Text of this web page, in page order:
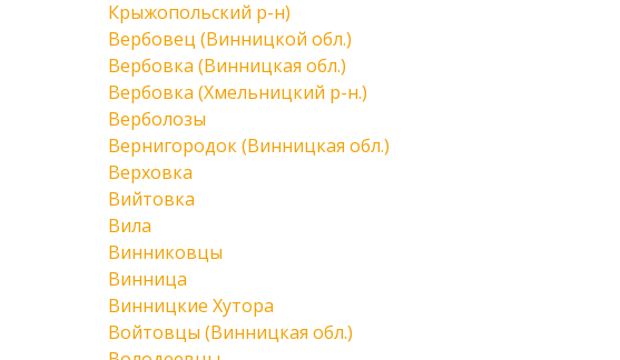
Крыжопольский р-н)
Вербовец (Винницкой обл.)
Вербовка (Винницкая обл.)
Вербовка (Хмельницкий р-н.)
Верболозы
Вернигородок (Винницкая обл.)
Верховка
Вийтовка
Вила
Винниковцы
Винница
Винницкие Хутора
Войтовцы (Винницкая обл.)